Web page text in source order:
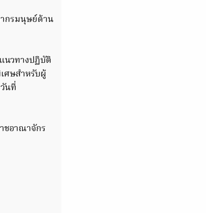
กรมนุษย์ด้าน
นวทางปฏิบัติ
ศษสำหรับผู้
นที่
ชอาณาจักร